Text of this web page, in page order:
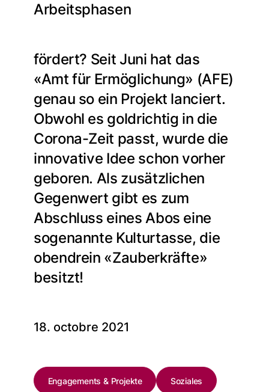
Arbeitsphasen
fördert? Seit Juni hat das
«Amt für Ermöglichung» (AFE)
genau so ein Projekt lanciert.
Obwohl es goldrichtig in die
Corona-Zeit passt, wurde die
innovative Idee schon vorher
geboren. Als zusätzlichen
Gegenwert gibt es zum
Abschluss eines Abos eine
sogenannte Kulturtasse, die
obendrein «Zauberkräfte»
besitzt!
18. octobre 2021
Engagements & Projekte Soziales